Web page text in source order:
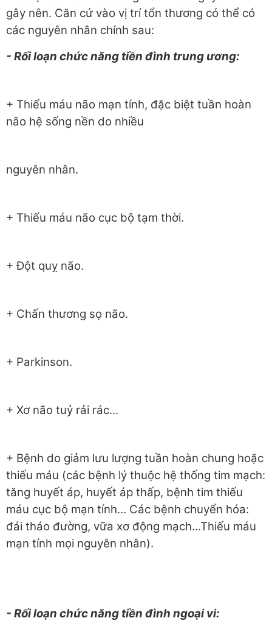
gây nên. Căn cứ vào vị trí tổn thương có thể có
các nguyên nhân chính sau:
- Rối loạn chức năng tiền đình trung ương:
+ Thiếu máu não mạn tính, đặc biệt tuần hoàn
não hệ sống nền do nhiều
nguyên nhân.
+ Thiếu máu não cục bộ tạm thời.
+ Đột quỵ não.
+ Chấn thương sọ não.
+ Parkinson.
+ Xơ não tuỷ rải rác...
+ Bệnh do giảm lưu lượng tuần hoàn chung hoặc
thiếu máu (các bệnh lý thuộc hệ thống tim mạch:
tăng huyết áp, huyết áp thấp, bệnh tim thiếu
máu cục bộ mạn tính... Các bệnh chuyển hóa:
đái tháo đường, vữa xơ động mạch...Thiếu máu
mạn tính mọi nguyên nhân).
- Rối loạn chức năng tiền đình ngoại vi: